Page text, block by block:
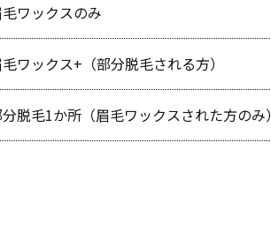
ワックスのみ
ワックス+（部分脱毛される方）
脱毛1か所（眉毛ワックスされた方のみ）